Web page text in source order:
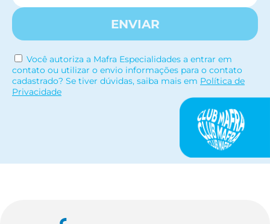
ENVIAR
Você autoriza a Mafra Especialidades a entrar em
contato ou utilizar o envio informações para o contato
cadastrado? Se tiver dúvidas, saiba mais em Política de
Privacidade